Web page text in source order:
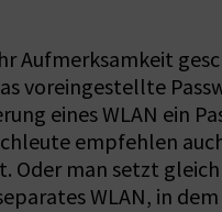
Aufmerksamkeit
voreingestellte
eines WLAN ein
empfehlen
man setzt
WLAN, in